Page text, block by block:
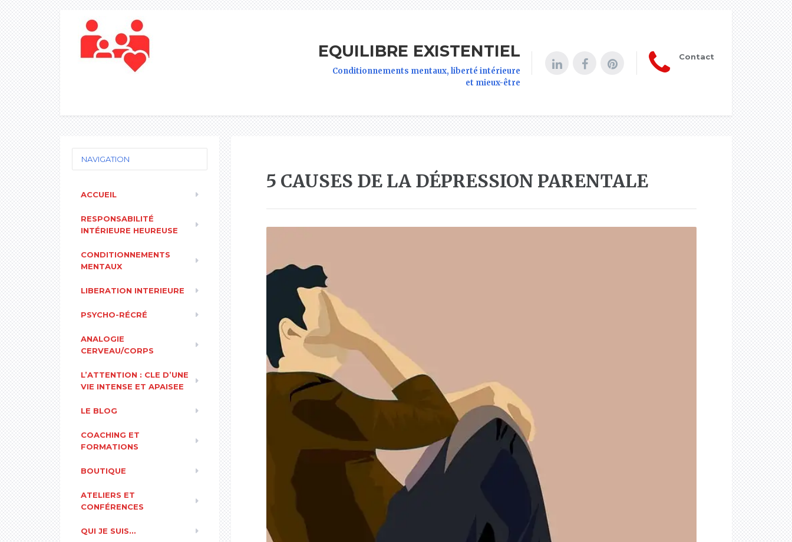
EQUILIBRE EXISTENTIEL
Conditionnements mentaux, liberté intérieure
et mieux-être
Contact
5 CAUSES DE LA DÉPRESSION PARENTALE
NAVIGATION
ACCUEIL
RESPONSABILITÉ
INTÉRIEURE HEUREUSE
CONDITIONNEMENTS
MENTAUX
LIBERATION INTERIEURE
PSYCHO-RÉCRÉ
ANALOGIE
CERVEAU/CORPS
L’ATTENTION : CLE D’UNE
VIE INTENSE ET APAISEE
LE BLOG
COACHING ET
FORMATIONS
BOUTIQUE
ATELIERS ET
CONFÉRENCES
QUI JE SUIS…